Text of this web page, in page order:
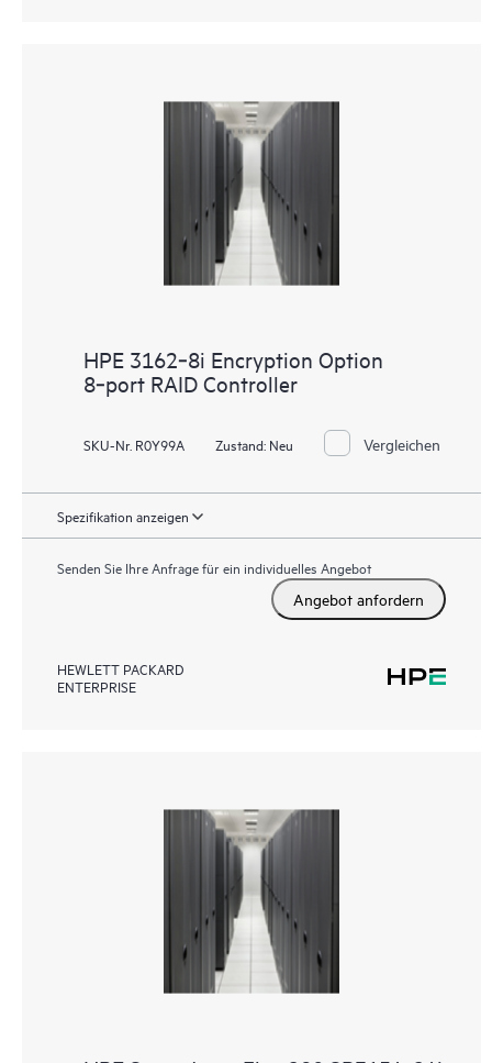
HPE 3162‑8i Encryption Option
8‑port RAID Controller
SKU-Nr. R0Y99A Zustand: Neu Vergleichen
Spezifikation anzeigen
Senden Sie Ihre Anfrage für ein individuelles Angebot
Angebot anfordern
HEWLETT PACKARD
ENTERPRISE